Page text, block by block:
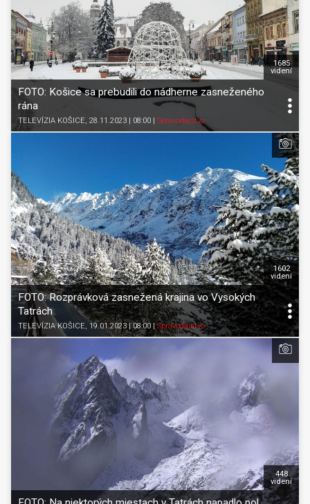
FOTO: Košice sa prebudili do nádherne zasneženého
rána
TELEVÍZIA KOŠICE, 28.11.2023 | 08:00 Spravodajstvo
1685
videní
FOTO: Rozprávková zasnežená krajina vo Vysokých
Tatrách
TELEVÍZIA KOŠICE, 19.01.2023 | 08:00|Spravodajstvo
1602
videní
448
videní